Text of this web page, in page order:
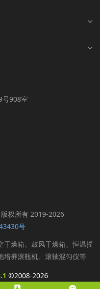
号908室
权所有 2019-2026
号
干燥箱、鼓风干燥箱、恒温摇
培养滚瓶机、滚轴混匀仪等
©2008-2026